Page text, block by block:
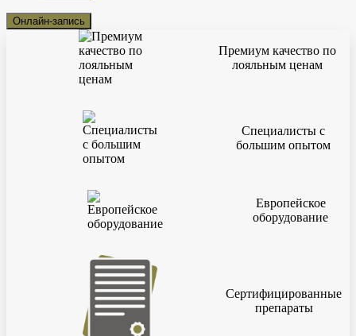
Онлайн-запись
Премиум качество по
лояльным ценам
Специалисты с
большим опытом
Европейское
оборудование
Сертифицированные
препараты